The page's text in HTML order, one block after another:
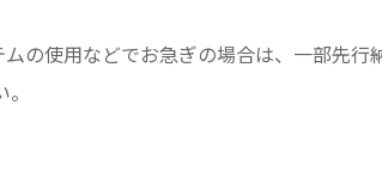
の使用などでお急ぎの場合は、一部先行